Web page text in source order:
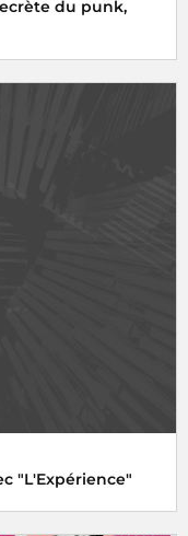
du punk,
"L'Expérience"